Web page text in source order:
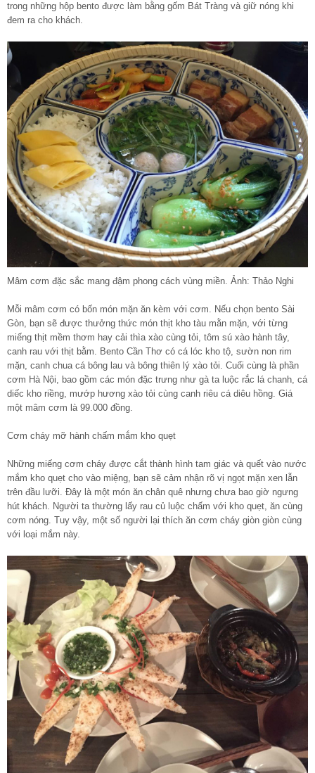
trong những hộp bento được làm bằng gốm Bát Tràng và giữ nóng khi
đem ra cho khách.
Mâm cơm đặc sắc mang đậm phong cách vùng miền. Ảnh: Thảo Nghi
Mỗi mâm cơm có bốn món mặn ăn kèm với cơm. Nếu chọn bento Sài
Gòn, bạn sẽ được thưởng thức món thịt kho tàu mằn mặn, với từng
miếng thịt mềm thơm hay cải thìa xào cùng tỏi, tôm sú xào hành tây,
canh rau với thịt bằm. Bento Cần Thơ có cá lóc kho tộ, sườn non rim
mặn, canh chua cá bông lau và bông thiên lý xào tỏi. Cuối cùng là phần
cơm Hà Nội, bao gồm các món đặc trưng như gà ta luộc rắc lá chanh, cá
diếc kho riềng, mướp hương xào tỏi cùng canh riêu cá diêu hồng. Giá
một mâm cơm là 99.000 đồng.
Cơm cháy mỡ hành chấm mắm kho quẹt
Những miếng cơm cháy được cắt thành hình tam giác và quết vào nước
mắm kho quẹt cho vào miệng, bạn sẽ cảm nhận rõ vị ngọt mặn xen lẫn
trên đầu lưỡi. Đây là một món ăn chân quê nhưng chưa bao giờ ngưng
hút khách. Người ta thường lấy rau củ luộc chấm với kho quẹt, ăn cùng
cơm nóng. Tuy vậy, một số người lại thích ăn cơm cháy giòn giòn cùng
với loại mắm này.